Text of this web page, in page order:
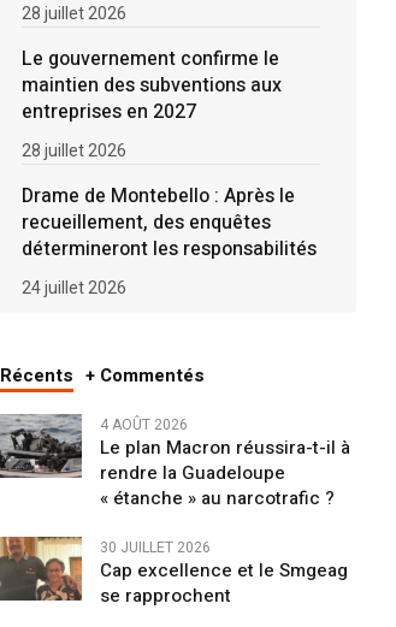
28 juillet 2026
Le gouvernement confirme le
maintien des subventions aux
entreprises en 2027
28 juillet 2026
Drame de Montebello : Après le
recueillement, des enquêtes
détermineront les responsabilités
24 juillet 2026
+ Commentés
4 AOÛT 2026
Le plan Macron réussira-t-il à
rendre la Guadeloupe
« étanche » au narcotrafic ?
30 JUILLET 2026
Cap excellence et le Smgeag
se rapprochent